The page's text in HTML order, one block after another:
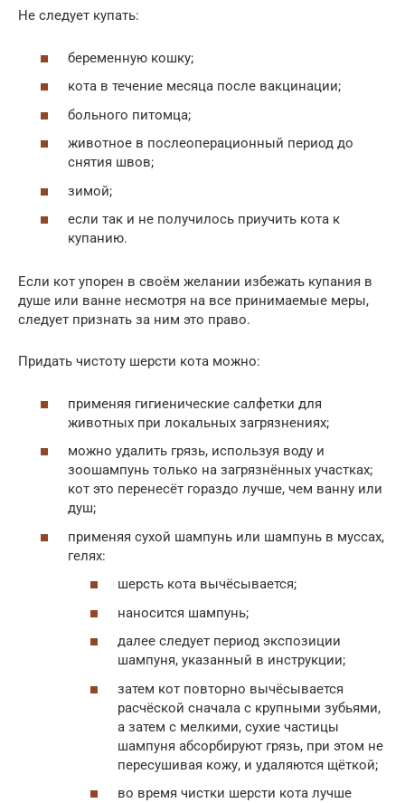
Не следует купать:
беременную кошку;
кота в течение месяца после вакцинации;
больного питомца;
животное в послеоперационный период до
снятия швов;
зимой;
если так и не получилось приучить кота к
купанию.
Если кот упорен в своём желании избежать купания в
душе или ванне несмотря на все принимаемые меры,
следует признать за ним это право.
Придать чистоту шерсти кота можно:
применяя гигиенические салфетки для
животных при локальных загрязнениях;
можно удалить грязь, используя воду и
зоошампунь только на загрязнённых участках;
кот это перенесёт гораздо лучше, чем ванну или
душ;
применяя сухой шампунь или шампунь в муссах,
гелях:
шерсть кота вычёсывается;
наносится шампунь;
далее следует период экспозиции
шампуня, указанный в инструкции;
затем кот повторно вычёсывается
расчёской сначала с крупными зубьями,
а затем с мелкими, сухие частицы
шампуня абсорбируют грязь, при этом не
пересушивая кожу, и удаляются щёткой;
во время чистки шерсти кота лучше